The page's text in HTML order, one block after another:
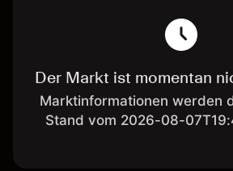
Der Markt ist momentan
Marktinformationen werden
Stand vom 2026-08-